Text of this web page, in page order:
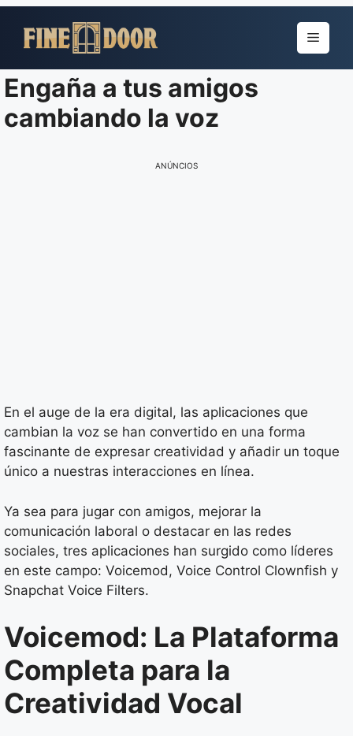
para
conteúdo
Menu
Engaña a tus amigos
cambiando la voz
ANÚNCIOS
En el auge de la era digital, las aplicaciones que
cambian la voz se han convertido en una forma
fascinante de expresar creatividad y añadir un toque
único a nuestras interacciones en línea.
Ya sea para jugar con amigos, mejorar la
comunicación laboral o destacar en las redes
sociales, tres aplicaciones han surgido como líderes
en este campo: Voicemod, Voice Control Clownfish y
Snapchat Voice Filters.
Voicemod: La Plataforma
Completa para la
Creatividad Vocal